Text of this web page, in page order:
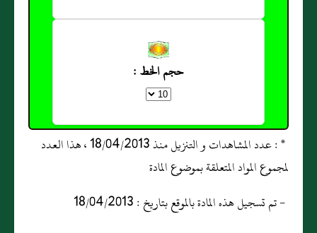
حجم الخط :
* : عدد المشاهدات و التنزيل منذ 18/04/2013 ، هذا العدد
لمجموع المواد المتعلقة بموضوع المادة
- تم تسجيل هذه المادة بالموقع بتاريخ : 18/04/2013